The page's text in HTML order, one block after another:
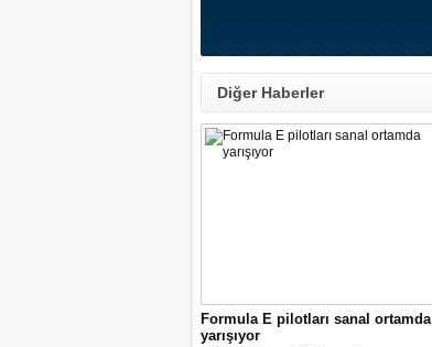
Diğer Haberler
Formula E pilotları sanal ortamda
yarışıyor